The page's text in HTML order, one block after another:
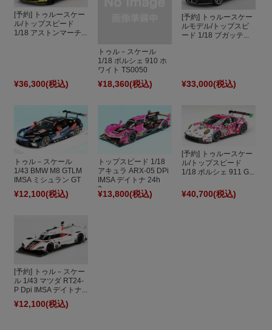
[予約] トゥルースケー
ル/トップスピード
1/18 アストンマーチ...
¥36,300(税込)
トゥル－スケール
1/18 ポルシェ 910 ホ
ワイト TS0050
¥18,360(税込)
[予約] トゥルースケー
ルモデル/トップスピ
ード 1/18 ブガッテ...
¥33,000(税込)
トゥル－スケール
1/43 BMW M8 GTLM
IMSA ミシュラン GT
...
¥12,100(税込)
トップスピード 1/18
アキュラ ARX-05 DPi
IMSA デイトナ 24h
2...
¥13,800(税込)
[予約] トゥルースケー
ル/トップスピード
1/18 ポルシェ 911 G...
¥40,700(税込)
[予約] トゥル－スケー
ル 1/43 マツダ RT24-
P Dpi IMSA デイトナ...
¥12,100(税込)